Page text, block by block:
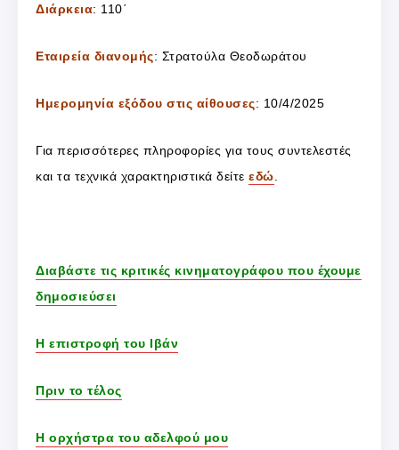
Διάρκεια: 110΄
Εταιρεία διανομής: Στρατούλα Θεοδωράτου
Ημερομηνία εξόδου στις αίθουσες: 10/4/2025
Για περισσότερες πληροφορίες για τους συντελεστές
και τα τεχνικά χαρακτηριστικά δείτε εδώ
Διαβάστε τις κριτικές κινηματογράφου που έχουμε
δημοσιεύσει
Η επιστροφή του Ιβάν
Πριν το τέλος
Η ορχήστρα του αδελφού μου